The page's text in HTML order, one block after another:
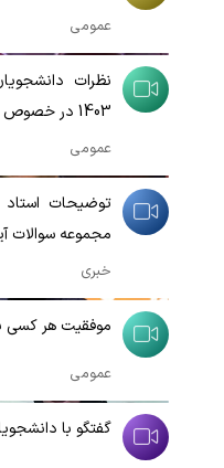
عمومی00:04:20
نظرات
1403 در خصوص کلاس ها
عمومی00:04:12
توضیحات استاد
مجموعه سوالات
خبری00:00:58
موفقیت هر کسی
عمومی00:03:46
گفتگو با